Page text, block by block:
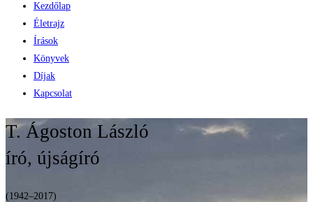
Kezdőlap
Életrajz
Írások
Könyvek
Díjak
Kapcsolat
T. Ágoston László
író, újságíró
(1942–2017)